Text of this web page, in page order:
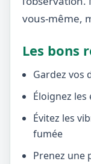
vous-même,
Les bons
Gardez vos
Éloignez
Évitez les
fumée
Prenez une